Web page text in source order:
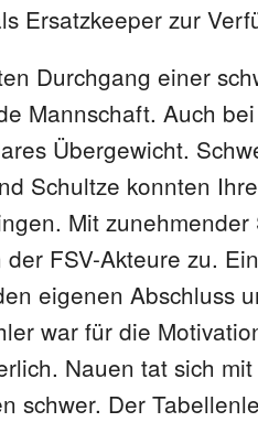
Ersatzkeeper zur
Durchgang einer
Mannschaft. Auch
Übergewicht.
Schultze konnten
Mit
FSV-Akteure zu.
eigenen Abschluss
war für die
Nauen tat sich mit
schwer. Der